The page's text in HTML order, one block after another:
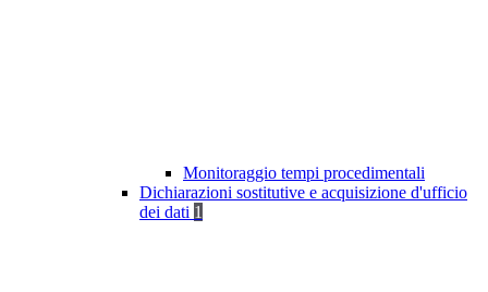
Monitoraggio tempi procedimentali
Dichiarazioni sostitutive e acquisizione d'ufficio
dei dati 1